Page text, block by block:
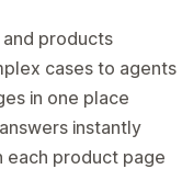
and products
cases to agents
in one place
instantly
each product page